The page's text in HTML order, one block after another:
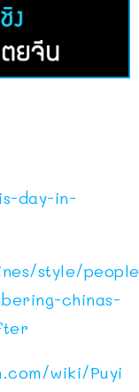
day-in-
style/
chinas-
wiki/Puyi